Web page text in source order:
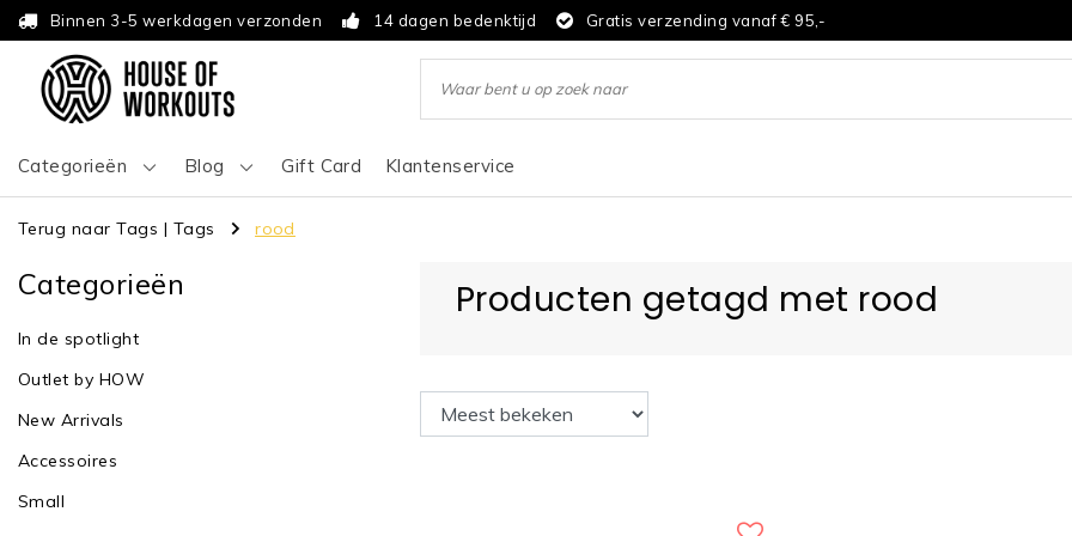
Binnen 3-5 werkdagen verzonden 14 dagen bedenktijd Gratis verzending vanaf € 95,-
Categorieën Blog Gift Card Klantenservice
Terug naar Tags | Tags rood
Categorieën
In de spotlight
Outlet by HOW
New Arrivals
Accessoires
Small
Producten getagd met rood